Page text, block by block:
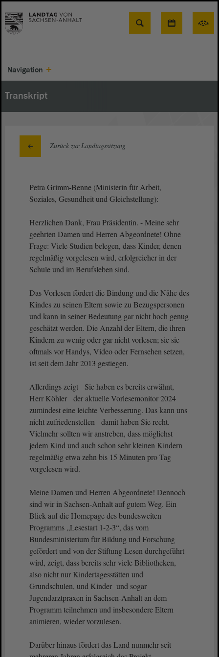
Suche
Navigation
Transkript
Zurück zur Landtagssitzung
Petra Grimm-Benne (Ministerin für Arbeit,
Soziales, Gesundheit und Gleichstellung):
Herzlichen Dank, Frau Präsidentin. - Meine sehr
geehrten Damen und Herren Abgeordnete! Ohne
Frage: Viele Studien belegen, dass Kinder, denen
regelmäßig vorgelesen wird, erfolgreicher in der
Schule und im Berufsleben sind.
Das Vorlesen fördert die Bindung und die Nähe des
Kindes zu seinen Eltern sowie zu Bezugspersonen
und kann in seiner Bedeutung gar nicht hoch genug
geschätzt werden. Die Anzahl der Eltern, die ihren
Kindern zu wenig oder gar nicht vorlesen; sie sie
oftmals vor Handys, Video oder Fernsehen setzen,
ist seit dem Jahr 2013 gestiegen.
Allerdings zeigt Sie haben es bereits erwähnt,
Herr Köhler der aktuelle Vorlesemonitor 2024
zumindest eine leichte Verbesserung. Das kann uns
nicht zufriedenstellen damit haben Sie recht.
Vielmehr sollten wir anstreben, dass möglichst
jedem Kind und auch schon sehr kleinen Kindern
regelmäßig etwa zehn bis 15 Minuten pro Tag
vorgelesen wird.
Meine Damen und Herren Abgeordnete! Dennoch
sind wir in Sachsen-Anhalt auf gutem Weg. Ein
Blick auf die Homepage des bundesweiten
Programms „Lesestart 1-2-3“, das vom
Bundesministerium für Bildung und Forschung
gefördert und von der Stiftung Lesen durchgeführt
wird, zeigt, dass bereits sehr viele Bibliotheken,
also nicht nur Kindertagesstätten und
Grundschulen, und Kinder und sogar
Jugendarztpraxen in Sachsen-Anhalt an dem
Programm teilnehmen und insbesondere Eltern
animieren, wieder vorzulesen.
Darüber hinaus fördert das Land nunmehr seit